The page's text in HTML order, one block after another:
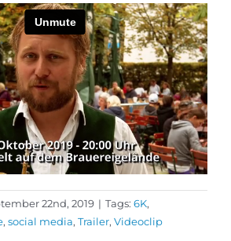
22nd, 2019 | Tags: 6K,
, social media, Trailer, Videoclip